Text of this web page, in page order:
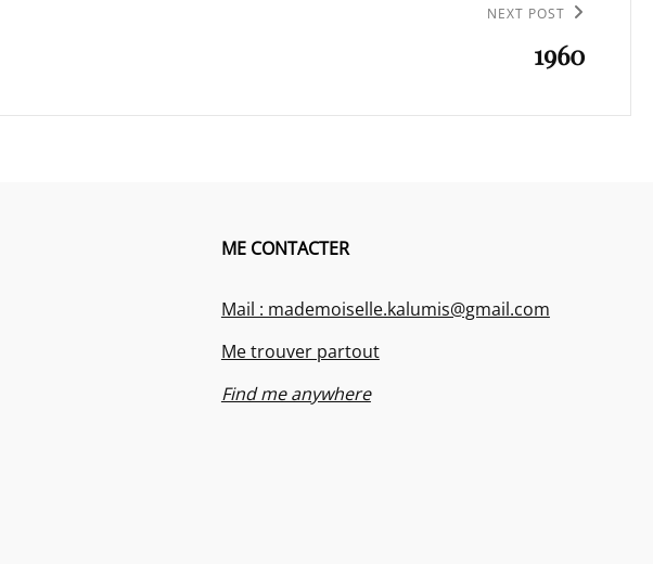
NEXT POST
1960
ME CONTACTER
Mail : mademoiselle.kalumis@gmail.com
Me trouver partout
Find me anywhere